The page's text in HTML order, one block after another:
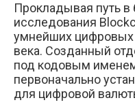
Прокладывая путь
исследования
умнейших цифровых
века. Созданный
под кодовым
первоначально
для цифровой